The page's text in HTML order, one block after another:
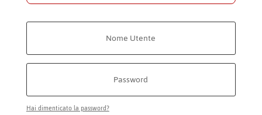
Hai dimenticato la password?